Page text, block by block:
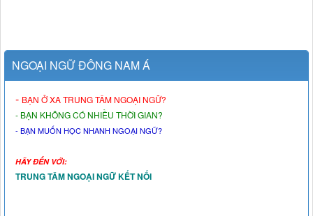
NGOẠI NGỮ ĐÔNG NAM Á
- BẠN Ở XA TRUNG TÂM NGOẠI NGỮ?
- BẠN KHÔNG CÓ NHIỀU THỜI GIAN?
- BẠN MUỐN HỌC NHANH NGOẠI NGỮ?
HÃY ĐẾN VỚI:
TRUNG TÂM NGOẠI NGỮ KẾT NỐI